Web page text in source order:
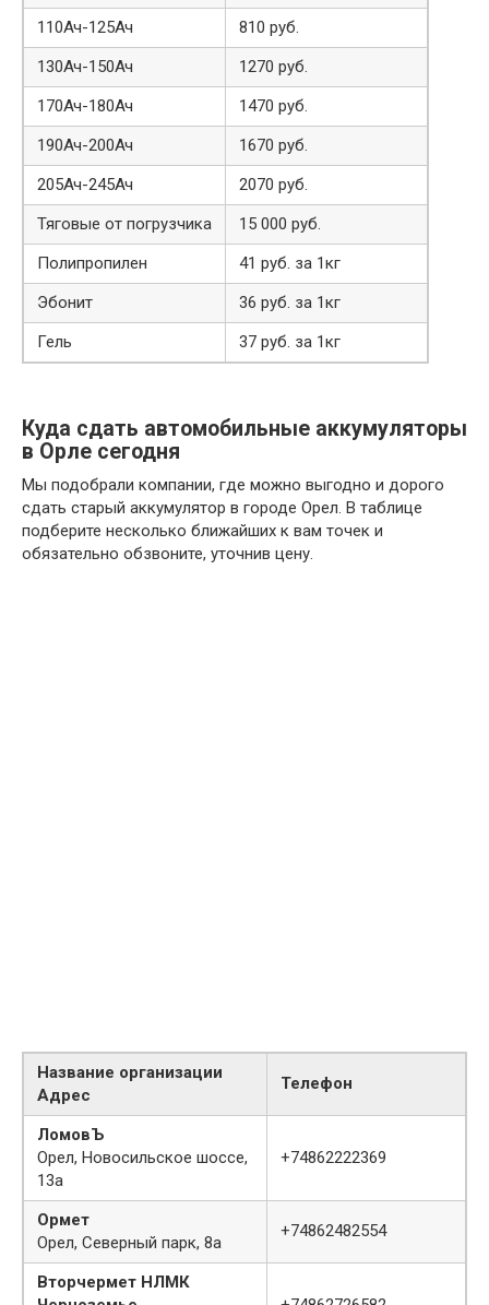
110Ач-125Ач
810 руб.
130Ач-150Ач
1270 руб.
170Ач-180Ач
1470 руб.
190Ач-200Ач
1670 руб.
205Ач-245Ач
2070 руб.
Тяговые от погрузчика
15 000 руб.
Полипропилен
41 руб. за 1кг
Эбонит
36 руб. за 1кг
Гель
37 руб. за 1кг
Куда сдать автомобильные аккумуляторы
в Орле сегодня
Мы подобрали компании, где можно выгодно и дорого
сдать старый аккумулятор в городе Орел. В таблице
подберите несколько ближайших к вам точек и
обязательно обзвоните, уточнив цену.
Название организации
Адрес
Телефон
ЛомовЪ
Орел, Новосильское шоссе,
13а
+74862222369
Ормет
Орел, Северный парк, 8а
+74862482554
Вторчермет НЛМК